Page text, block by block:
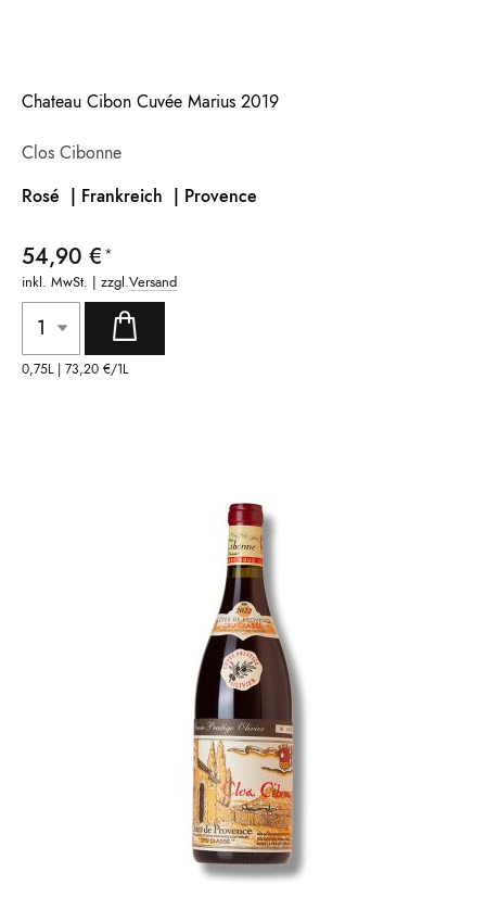
Chateau Cibon Cuvée Marius 2019
Clos Cibonne
Rosé | Frankreich | Provence
54,90 €
inkl. MwSt. | zzgl.Versand
0,75L | 73,20 €/1L